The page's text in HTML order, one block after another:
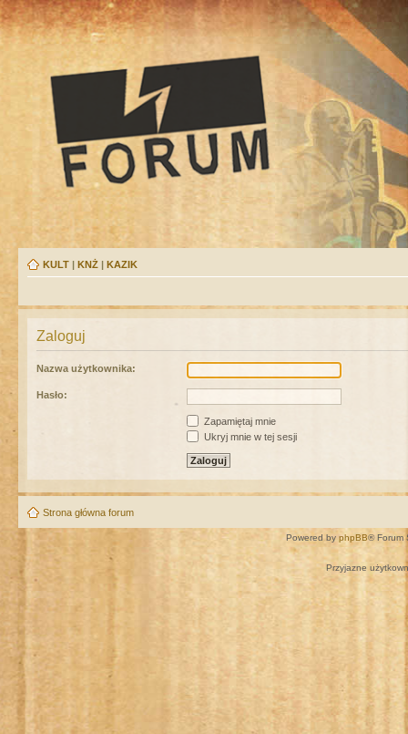
KULT | KNŻ | KAZIK
Zaloguj
Nazwa użytkownika:
Hasło:
Zapamiętaj mnie
Ukryj mnie w tej sesji
Strona główna forum
Powered by phpBB® Forum
Przyjazne